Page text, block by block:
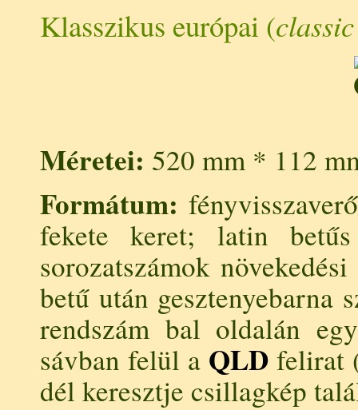
Klasszikus európai (
Méretei: 520 mm * 112
Formátum:
fekete keret; latin
sorozatszámok
betű után
rendszám bal oldalán
sávban felül a QLDfelirat
dél keresztje csillagkép